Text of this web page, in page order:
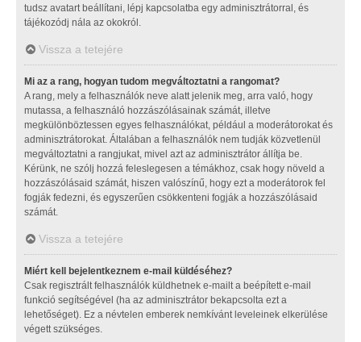
tudsz avatart beállítani, lépj kapcsolatba egy adminisztrátorral, és
tájékozódj nála az okokról.
Vissza a tetejére
Mi az a rang, hogyan tudom megváltoztatni a rangomat?
A rang, mely a felhasználók neve alatt jelenik meg, arra való, hogy
mutassa, a felhasználó hozzászólásainak számát, illetve
megkülönböztessen egyes felhasználókat, például a moderátorokat és
adminisztrátorokat. Általában a felhasználók nem tudják közvetlenül
megváltoztatni a rangjukat, mivel azt az adminisztrátor állítja be.
Kérünk, ne szólj hozzá feleslegesen a témákhoz, csak hogy növeld a
hozzászólásaid számát, hiszen valószínű, hogy ezt a moderátorok fel
fogják fedezni, és egyszerűen csökkenteni fogják a hozzászólásaid
számát.
Vissza a tetejére
Miért kell bejelentkeznem e-mail küldéséhez?
Csak regisztrált felhasználók küldhetnek e-mailt a beépített e-mail
funkció segítségével (ha az adminisztrátor bekapcsolta ezt a
lehetőséget). Ez a névtelen emberek nemkívánt leveleinek elkerülése
végett szükséges.